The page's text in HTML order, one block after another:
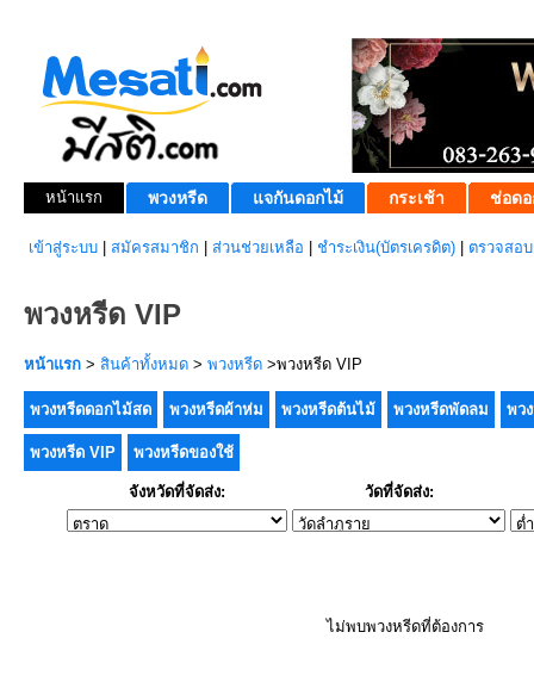
หน้าแรก พวงหรีด แจกันดอกไม้ กระเช้า ช่อดอ
เข้าสู่ระบบ สมัครสมาชิก ส่วนช่วยเหลือ ชำระเงิน(บัตรเครดิต) ตรวจสอ
พวงหรีด VIP
หน้าแรก > สินค้าทั้งหมด > พวงหรีด >พวงหรีด VIP
พวงหรีดดอกไม้สด พวงหรีดผ้าห่ม พวงหรีดต้นไม้ พวงหรีดพัดลม พว
พวงหรีด VIP พวงหรีดของใช้
จังหวัดที่จัดส่ง: วัดที่จัดส่ง:
ไม่พบพวงหรีดที่ต้องการ